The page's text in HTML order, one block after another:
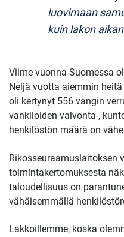
luovimaan
kuin lakon
Viime vuonna Suomessa
Neljä vuotta aiemmin
oli kertynyt 556 vangin
vankiloiden valvonta-,
henkilöstön määrä on
Rikosseuraamuslaitoksen
toimintakertomuksesta
taloudellisuus on
vähäisemmällä
Lakkoillemme, koska